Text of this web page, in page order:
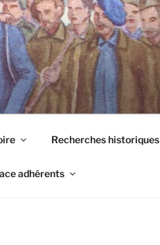
Recherches historiques
adhérents